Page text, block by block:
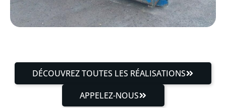
DÉCOUVREZ TOUTES LES RÉALISATIONS
APPELEZ-NOUS